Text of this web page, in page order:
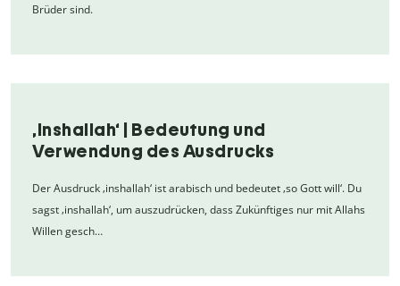
Brüder sind.
‚Inshallah‘ | Bedeutung und
Verwendung des Ausdrucks
Der Ausdruck ‚inshallah‘ ist arabisch und bedeutet ‚so Gott will‘. Du
sagst ‚inshallah‘, um auszudrücken, dass Zukünftiges nur mit Allahs
Willen gesch…